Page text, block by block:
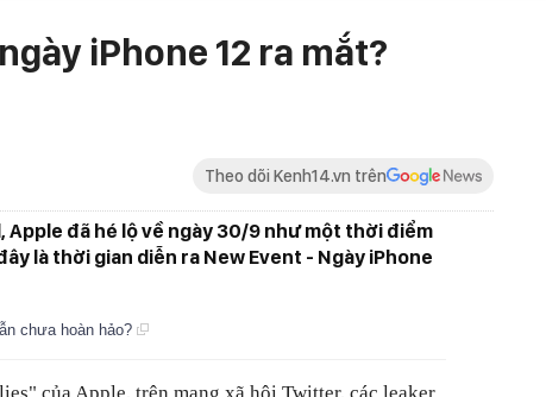
iPhone 12 ra mắt?
Theo dõi Kenh14.vn trên
Apple đã hé lộ về ngày 30/9 như một thời điểm
là thời gian diễn ra New Event - Ngày iPhone
chưa hoàn hảo?